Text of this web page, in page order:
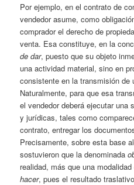
Por ejemplo, en el contrato de
vendedor asume, como
comprador el derecho de
venta. Esa constituye, en la
de dar, puesto que su objeto
una actividad material, sino en
consistente en la transmisión de
Naturalmente, para que esa
el vendedor deberá ejecutar una
y jurídicas, tales como
contrato, entregar los
Precisamente, sobre esta base
sostuvieron que la denominada
realidad, más que una
hacer, pues el resultado